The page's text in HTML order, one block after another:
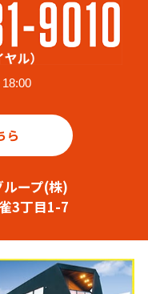
ら
ープ(株)
3丁目1-7